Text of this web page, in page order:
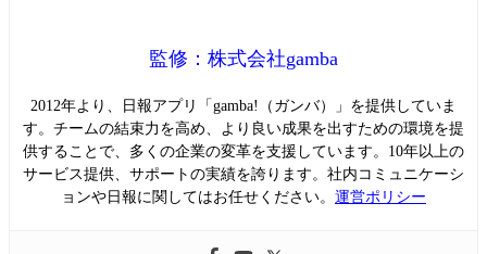
監修：株式会社gamba
2012年より、日報アプリ「gamba!（ガンバ）」を提供していま
す。チームの結束力を高め、より良い成果を出すための環境を提
供することで、多くの企業の変革を支援しています。10年以上の
サービス提供、サポートの実績を誇ります。社内コミュニケーシ
ョンや日報に関してはお任せください。 運営ポリシー